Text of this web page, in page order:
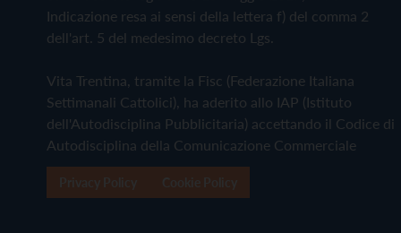
Indicazione resa ai sensi della lettera f) del comma 2
dell'art. 5 del medesimo decreto Lgs.
Vita Trentina, tramite la Fisc (Federazione Italiana
Settimanali Cattolici), ha aderito allo IAP (Istituto
dell'Autodisciplina Pubblicitaria) accettando il Codice di
Autodisciplina della Comunicazione Commerciale